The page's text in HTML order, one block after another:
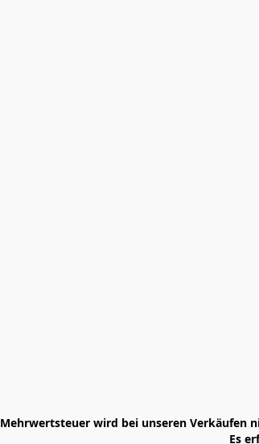
Mehrwertsteuer wird bei unseren Verkäufen